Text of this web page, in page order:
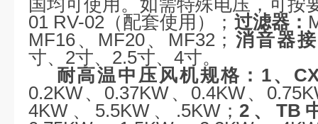
国均可使用。如需特殊电压，可按
01 RV-02（配套使用）； 过滤器：
MF16、MF20、MF32； 消音器
寸、2寸、2.5寸、4寸。
耐高温中压风机规格：1、
0.2KW、0.37KW、0.4KW、
4KW、5.5KW、.5KW； 2、TB